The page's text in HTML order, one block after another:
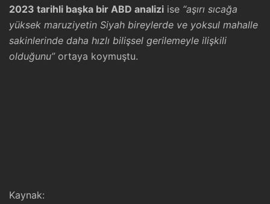
2023 tarihli başka bir ABD analizi ise “aşırı sıcağa
yüksek maruziyetin Siyah bireylerde ve yoksul mahalle
sakinlerinde daha hızlı bilişsel gerilemeyle ilişkili
olduğunu”ortaya koymuştu.
Kaynak: